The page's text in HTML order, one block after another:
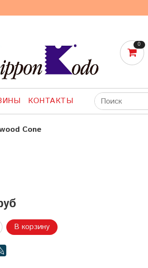
0
КОНТАКТЫ
Cone
В корзину